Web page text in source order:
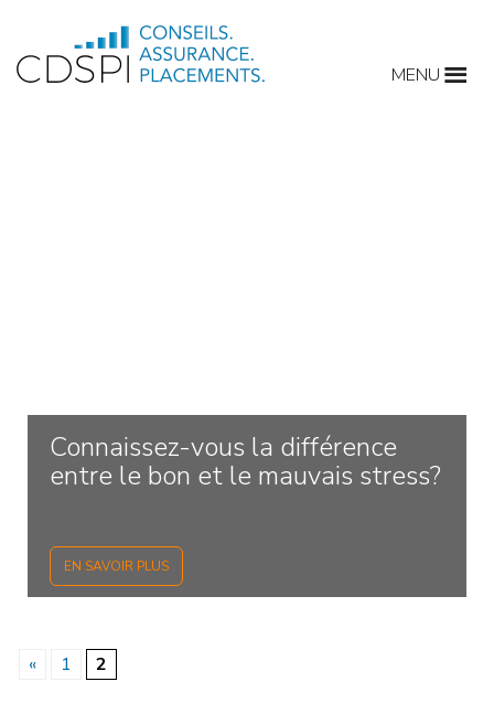
content
MENU
Connaissez-vous la différence
entre le bon et le mauvais stress?
EN SAVOIR PLUS
« 1 2